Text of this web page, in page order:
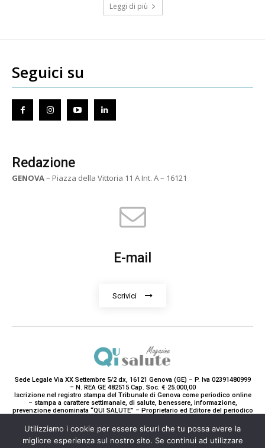
Leggi di più
Seguici su
Redazione
GENOVA– Piazza della Vittoria 11 A Int. A – 16121
E-mail
Scrivici
Sede Legale Via XX Settembre 5/2 dx, 16121 Genova (GE) – P. Iva 02391480999
– N. REA GE 482515 Cap. Soc. € 25.000,00
Iscrizione nel registro stampa del Tribunale di Genova come periodico online
– stampa a carattere settimanale, di salute, benessere, informazione,
prevenzione denominata “QUI SALUTE” – Proprietario ed Editore del periodico
Paola Gavarone. (Iscrizione registro stampa R.V. 5663/2020 Reg. Stampa
N.14/2020 Cron. 890/2020).
Utilizziamo i cookie per essere sicuri che tu possa avere la
migliore esperienza sul nostro sito. Se continui ad utilizzare